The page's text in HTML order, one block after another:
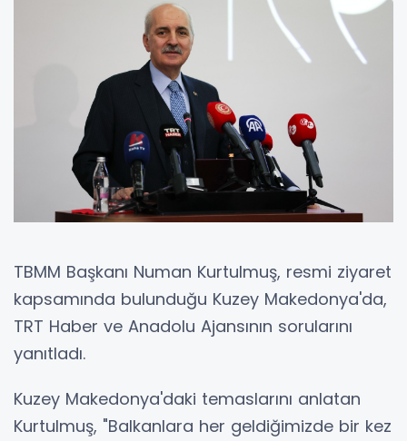
TBMM Başkanı Numan Kurtulmuş, resmi ziyaret
kapsamında bulunduğu Kuzey Makedonya'da,
TRT Haber ve Anadolu Ajansının sorularını
yanıtladı.
Kuzey Makedonya'daki temaslarını anlatan
Kurtulmuş, "Balkanlara her geldiğimizde bir kez